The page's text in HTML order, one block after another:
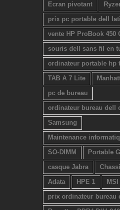
Ecran pivotant
prix pc portable dell
vente HP ProBook 450
souris dell sans fil en
ordinateur portable hp
TAB A 7 Lite
pc de bureau
ordinateur bureau dell
Samsung
Maintenance
SO-DIMM
Portable
casque Jabra
Adata
HPE 1
prix ordinateur bureau